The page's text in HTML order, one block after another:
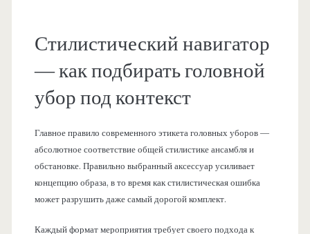
Стилистический навигатор
— как подбирать головной
убор под контекст
Главное правило современного этикета головных уборов —
абсолютное соответствие общей стилистике ансамбля и
обстановке. Правильно выбранный аксессуар усиливает
концепцию образа, в то время как стилистическая ошибка
может разрушить даже самый дорогой комплект.
Каждый формат мероприятия требует своего подхода к